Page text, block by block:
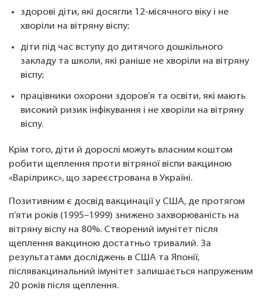
здорові діти, які досягли 12-місячного віку і не
хворіли на вітряну віспу;
діти під час вступу до дитячого дошкільного
закладу та школи, які раніше не хворіли на вітряну
віспу;
працівники охорони здоров’я та освіти, які мають
високий ризик інфікування і не хворіли на вітряну
віспу.
Крім того, діти й дорослі можуть власним коштом
робити щеплення проти вітряної віспи вакциною
«Варілрикс», що зареєстрована в Україні.
Позитивним є досвід вакцинації у США, де протягом
п’яти років (1995–1999) знижено захворюваність на
вітряну віспу на 80%. Створений імунітет після
щеплення вакциною достатньо тривалий. За
результатами досліджень в США та Японії,
післявакцинальний імунітет залишається напруженим
20 років після щеплення.